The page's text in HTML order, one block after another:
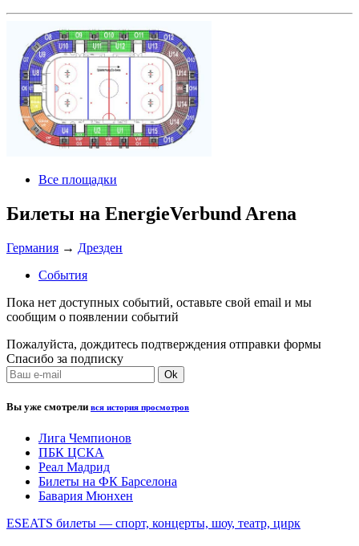
Все площадки
Билеты на EnergieVerbund Arena
Германия → Дрезден
События
Пока нет доступных событий, оставьте свой email и мы
сообщим о появлении событий
Пожалуйста, дождитесь подтверждения отправки формы
Спасибо за подписку
Вы уже смотрели вся история просмотров
Лига Чемпионов
ПБК ЦСКА
Реал Мадрид
Билеты на ФК Барселона
Бавария Мюнхен
ESEATS билеты — спорт, концерты, шоу, театр, цирк